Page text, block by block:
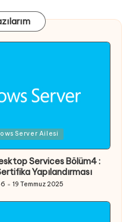
Server Ailesi
Services Bölüm4 :
Yapılandırması
19 Temmuz 2025